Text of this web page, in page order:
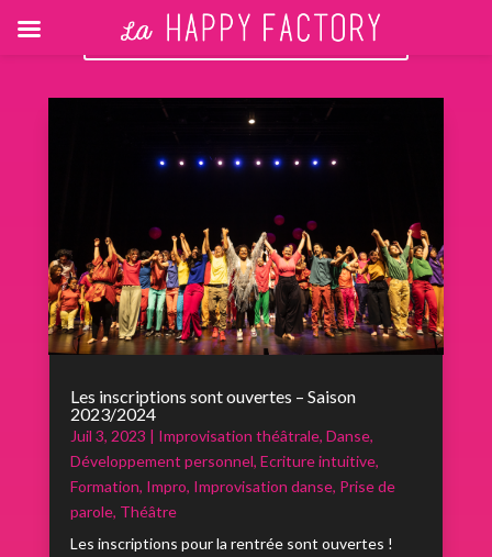
RETOUR AUX ACTUALITÉS
Les inscriptions sont ouvertes – Saison
2023/2024
Juil 3, 2023 | Improvisation théâtrale, Danse,
Développement personnel, Ecriture intuitive,
Formation, Impro, Improvisation danse, Prise de
parole, Théâtre
Les inscriptions pour la rentrée sont ouvertes !